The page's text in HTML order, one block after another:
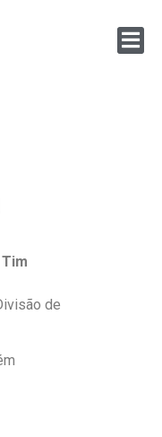
Tim
de